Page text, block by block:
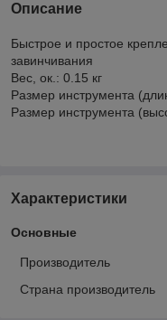
Описание
Быстрое и простое
завинчивания
Вес, ок.: 0.15 кг
Размер инструмента
Размер инструмента
Характеристики
Основные
Производитель
Страна производитель